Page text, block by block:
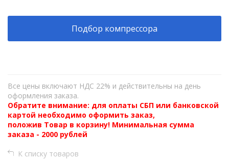
Подбор компрессора
Все цены включают НДС 22% и действительны на день
оформления заказа.
Обратите внимание: для оплаты СБП или банковской
картой необходимо оформить заказ,
положив Товар в корзину! Минимальная сумма
заказа - 2000 рублей
К списку товаров